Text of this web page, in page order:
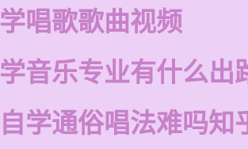
学唱歌歌曲视频
学音乐专业有什么出
自学通俗唱法难吗知